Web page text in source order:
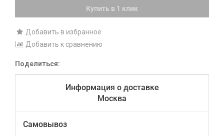
Купить в 1 клик
Добавить в избранное
Добавить к сравнению
Поделиться:
Информация о доставке
Москва
Самовывоз